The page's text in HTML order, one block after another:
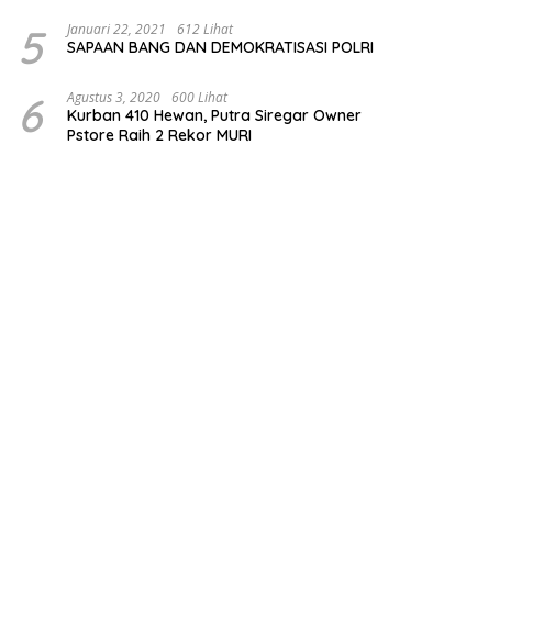
5 Januari 22, 2021 612 Lihat
SAPAAN BANG DAN DEMOKRATISASI POLRI
6 Agustus 3, 2020 600 Lihat
Kurban 410 Hewan, Putra Siregar Owner
Pstore Raih 2 Rekor MURI